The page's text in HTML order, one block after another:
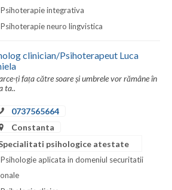
Psihoterapie integrativa
Psihoterapie neuro lingvistica
clinician/Psihoterapeut Luca
ți fața către soare și umbrele vor rămâne în
ta..
0737565664
Constanta
psihologice atestate
Psihologie aplicata in domeniul securitatii